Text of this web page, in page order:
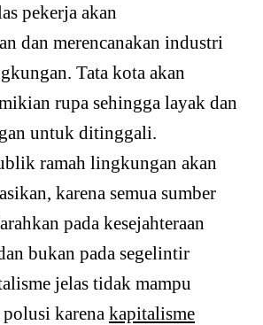
pekerja akan
dan merencanakan industri
Tata kota akan
rupa sehingga layak dan
untuk ditinggali.
ramah lingkungan akan
karena semua sumber
pada kesejahteraan
bukan pada segelintir
jelas tidak mampu
karena kapitalisme